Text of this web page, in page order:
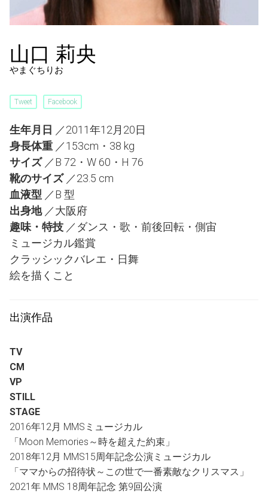
山口 莉央
やまぐちりお
Tweet Facebook
生年月日 ／2011年12月20日
身長体重 ／153cm・38 kg
サイズ ／B 72・W 60・H 76
靴のサイズ ／23.5 cm
血液型 ／B 型
出身地 ／大阪府
趣味・特技 ／ダンス・歌・前後回転・側宙
ミュージカル鑑賞
クラッシックバレエ・日舞
絵を描くこと
出演作品
TV
CM
VP
STILL
STAGE
2016年12月 MMSミュージカル
「Moon Memories～時を超えた約束」
2018年12月 MMS15周年記念公演ミュージカル
「ママからの招待状～この世で一番素敵なクリスマス」
2021年 MMS 18周年記念 第9回公演